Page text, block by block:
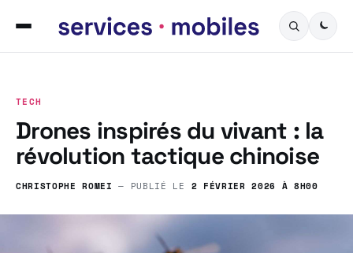
TECH
Drones inspirés du vivant : la
révolution tactique chinoise
CHRISTOPHE ROMEI — PUBLIÉ LE 2 FÉVRIER 2026 À 8H00